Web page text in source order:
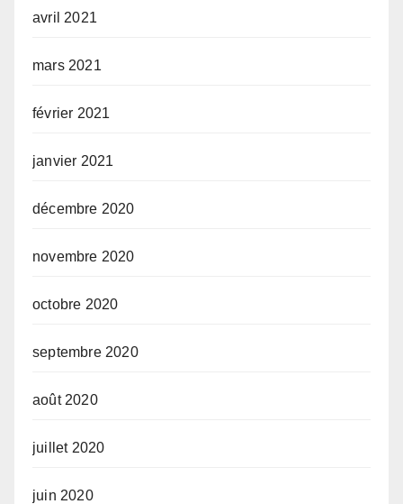
avril 2021
mars 2021
février 2021
janvier 2021
décembre 2020
novembre 2020
octobre 2020
septembre 2020
août 2020
juillet 2020
juin 2020